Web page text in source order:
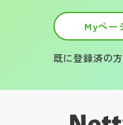
Myペー
既に登録済の